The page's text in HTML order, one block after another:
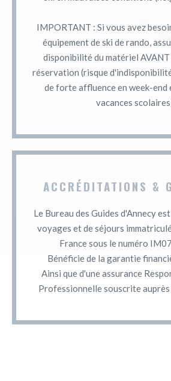
IMPORTANT : Si vous avez
équipement de ski de rando,
disponibilité du matériel
réservation (risque
de forte affluence en week-end
vacances
ACCRÉDITATIONS &
Le Bureau des Guides d'Annecy
voyages et de séjours
France sous le numéro
Bénéficie de la garantie
Ainsi que d'une assurance
Professionnelle souscrite auprès